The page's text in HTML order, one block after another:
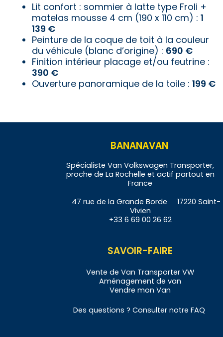
Lit confort : sommier à latte type Froli +
matelas mousse 4 cm (190 x 110 cm) : 1
139 €
Peinture de la coque de toit à la couleur
du véhicule (blanc d’origine) : 690 €
Finition intérieur placage et/ou feutrine :
390 €
Ouverture panoramique de la toile : 199 €
BANANAVAN
Spécialiste Van Volkswagen Transporter,
proche de La Rochelle et actif partout en
France
47 rue de la Grande Borde 17220 Saint-
Vivien
+33 6 69 00 26 62
SAVOIR-FAIRE
Vente de Van Transporter VW
Aménagement de van
Vendre mon Van
Des questions ? Consulter notre FAQ